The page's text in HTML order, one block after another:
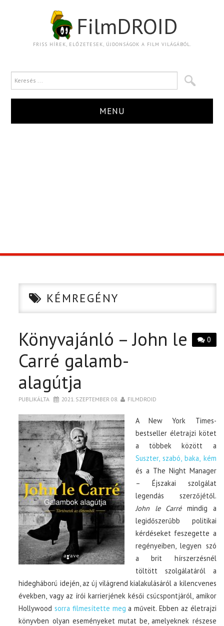
FilmDROID
FRISS HÍREK, ELŐZETESEK, ÚJDONSÁGOK A FILM VILÁGÁBÓL.
MENU
CIKK
PÓLÓ RENDELÉS
KÉMREGÉNY
0
Könyvajánló – John le
Carré galamb-
alagútja
PUBLIKÁLTA 2021. SZEPTEMBER 08. FILMDROID
A New York Times-
bestseller életrajzi kötet
a többek között a
Suszter, szabó, baka, kém
és a The Night Manager
– Éjszakai szolgálat
legendás szerzőjétől.
John le Carrémindig a
legidőszerűbb politikai
kérdéseket feszegette a
regényeiben, legyen szó
a brit hírszerzésnél
töltött szolgálatáról a
hidegháború idején, az új világrend kialakulásáról a kilencvenes
években, vagy az írói karrierjének késői csúcspontjáról, amikor
Hollywoodsorra filmesítette meg a műveit. Ebben az életrajzi
könyvben olyan eseményeket mutat be, amelyeknek részese